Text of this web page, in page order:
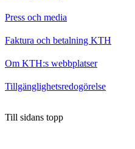
Press och media
Faktura och betalning KTH
Om KTH:s webbplatser
Tillgänglighetsredogörelse
Till sidans topp